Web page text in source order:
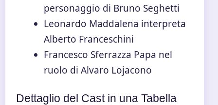
personaggio di Bruno Seghetti
Leonardo Maddalena interpreta
Alberto Franceschini
Francesco Sferrazza Papa nel
ruolo di Alvaro Lojacono
Dettaglio del Cast in una Tabella